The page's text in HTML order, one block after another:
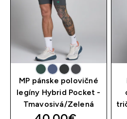
MP pánske polovičné
legíny Hybrid Pocket -
Tmavosivá/Zelená